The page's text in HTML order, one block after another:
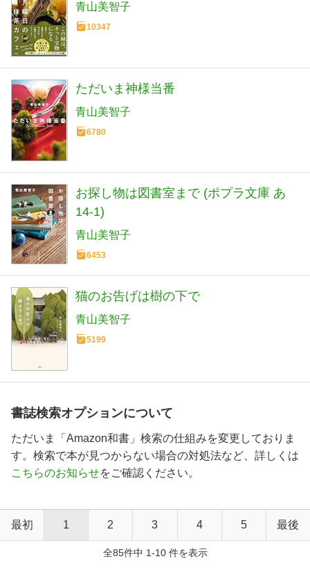
青山美智子
10347
ただいま神様当番
青山美智子
6780
お探し物は図書室まで (ポプラ文庫 あ
14-1)
青山美智子
6453
猫のお告げは樹の下で
青山美智子
5199
書誌検索オプションについて
ただいま「Amazon和書」検索の仕組みを変更しておりま
す。検索で本が見つからない場合の対処法など、詳しくは
こちらのお知らせをご確認ください。
最初 1 2 3 4 5 最後
全85件中 1-10 件を表示